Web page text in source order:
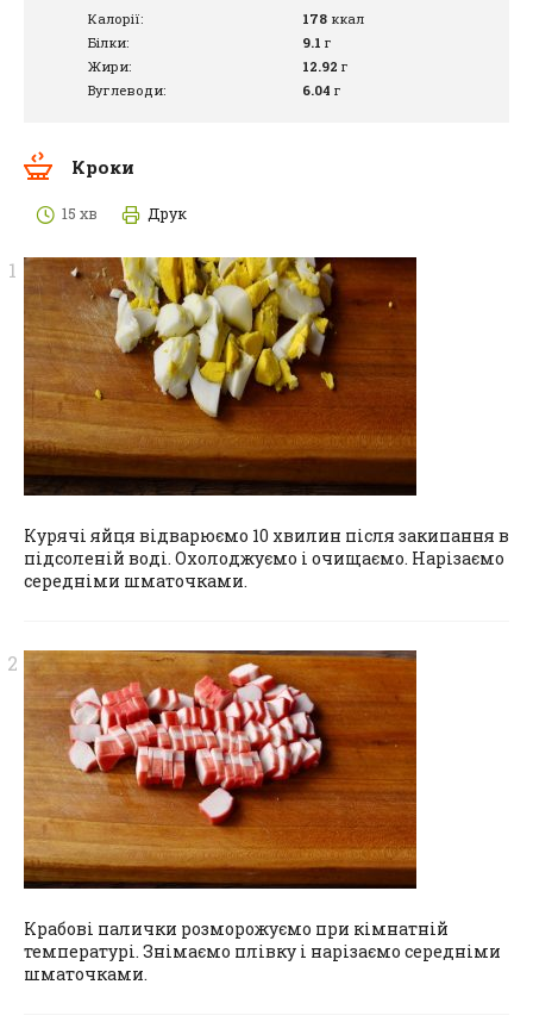
Калорії: 178 ккал
Білки:
9.1 г
Жири:
12.92 г
Вуглеводи:
6.04 г
Кроки
15 хв Друк
Курячі яйця відварюємо 10 хвилин після закипання в
підсоленій воді. Охолоджуємо і очищаємо. Нарізаємо
середніми шматочками.
Крабові палички розморожуємо при кімнатній
температурі. Знімаємо плівку і нарізаємо середніми
шматочками.